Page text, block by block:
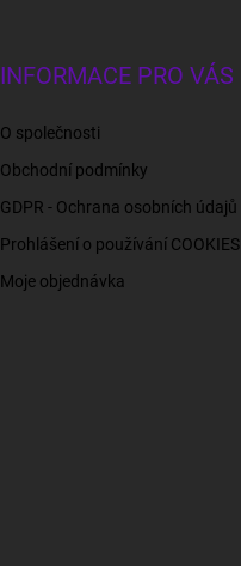
INFORMACE PRO VÁS
O společnosti
Obchodní podmínky
GDPR - Ochrana osobních údajů
Prohlášení o používání COOKIES
Moje objednávka